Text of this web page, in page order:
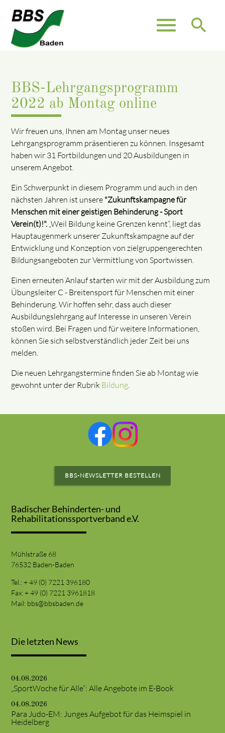
menu search
BBS-Lehrgangsprogramm
2022 ab Montag online
Wir freuen uns, Ihnen am Montag unser neues
Lehrgangsprogramm präsentieren zu können. Insgesamt
haben wir 31 Fortbildungen und 20 Ausbildungen in
unserem Angebot.
Ein Schwerpunkt in diesem Programm und auch in den
nächsten Jahren ist unsere "Zukunftskampagne für
Menschen mit einer geistigen Behinderung - Sport
Verein(t)!". „Weil Bildung keine Grenzen kennt“, liegt das
Hauptaugenmerk unserer Zukunftskampagne auf der
Entwicklung und Konzeption von zielgruppengerechten
Bildungsangeboten zur Vermittlung von Sportwissen.
Einen erneuten Anlauf starten wir mit der Ausbildung zum
Übungsleiter C - Breitensport für Menschen mit einer
Behinderung. Wir hoffen sehr, dass auch dieser
Ausbildungslehrgang auf Interesse in unseren Verein
stoßen wird. Bei Fragen und für weitere Informationen,
können Sie sich selbstverständlich jeder Zeit bei uns
melden.
Die neuen Lehrgangstermine finden Sie ab Montag wie
gewohnt unter der Rubrik Bildung.
BBS-NEWSLETTER BESTELLEN
Badischer Behinderten- und
Rehabilitationssportverband e.V.
Mühlstraße 68
76532 Baden-Baden
Tel.: + 49 (0) 7221 396180
Fax: + 49 (0) 7221 3961818
Mail: bbs@bbsbaden.de
Die letzten News
04.08.2026
„SportWoche für Alle“: Alle Angebote im E-Book
04.08.2026
Para Judo-EM: Junges Aufgebot für das Heimspiel in
Heidelberg